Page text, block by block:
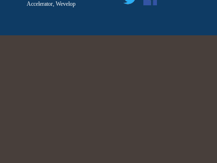
Accelerator, Wevelop